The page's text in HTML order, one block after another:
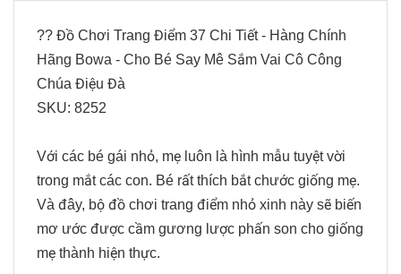
?? Đồ Chơi Trang Điểm 37 Chi Tiết - Hàng Chính
Hãng Bowa - Cho Bé Say Mê Sắm Vai Cô Công
Chúa Điệu Đà
SKU: 8252
Với các bé gái nhỏ, mẹ luôn là hình mẫu tuyệt vời
trong mắt các con. Bé rất thích bắt chước giống mẹ.
Và đây, bộ đồ chơi trang điểm nhỏ xinh này sẽ biến
mơ ước được cầm gương lược phấn son cho giống
mẹ thành hiện thực.